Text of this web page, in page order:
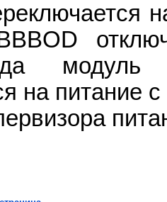
модуль
на питание